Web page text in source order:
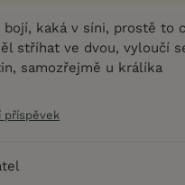
bojí, kaká v síni, prostě to
stříhat ve dvou, vyloučí
samozřejmě u králíka
příspěvek